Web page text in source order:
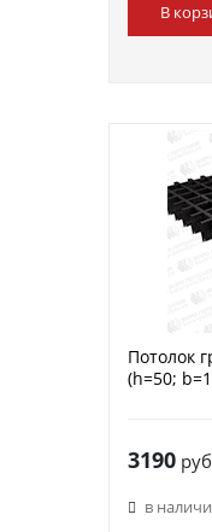
В
Потолок
(h=50;
3190
в